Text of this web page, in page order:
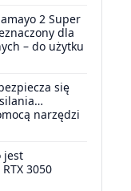
2 Super
dla
– do użytku
się
narzędzi
jest
3050